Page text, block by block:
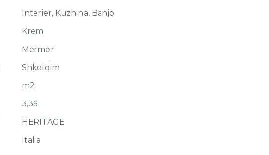
Interier, Kuzhina, Banjo
Krem
Mermer
Shkelqim
m2
3,36
HERITAGE
Italia